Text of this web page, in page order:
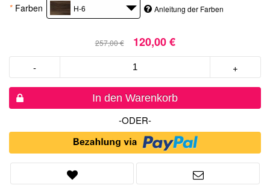
* Farben H-6 Anleitung der Farben
257,00 € 120,00 €
- +
In den Warenkorb
-ODER-